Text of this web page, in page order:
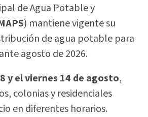
de Agua Potable y
) mantiene vigente su
de agua potable para
agosto de 2026.
y el viernes 14 de agosto,
colonias y residenciales
en diferentes horarios.